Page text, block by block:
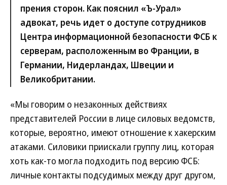
прения сторон. Как пояснил «Ъ-Урал»
адвокат, речь идет о доступе сотрудников
Центра информационной безопасности ФСБ к
серверам, расположенным во Франции, в
Германии, Нидерландах, Швеции и
Великобритании.
«Мы говорим о незаконных действиях
представителей России в лице силовых ведомств,
которые, вероятно, имеют отношение к хакерским
атаками. Силовики приискали группу лиц, которая
хоть как-то могла подходить под версию ФСБ:
личные контакты подсудимых между друг другом,